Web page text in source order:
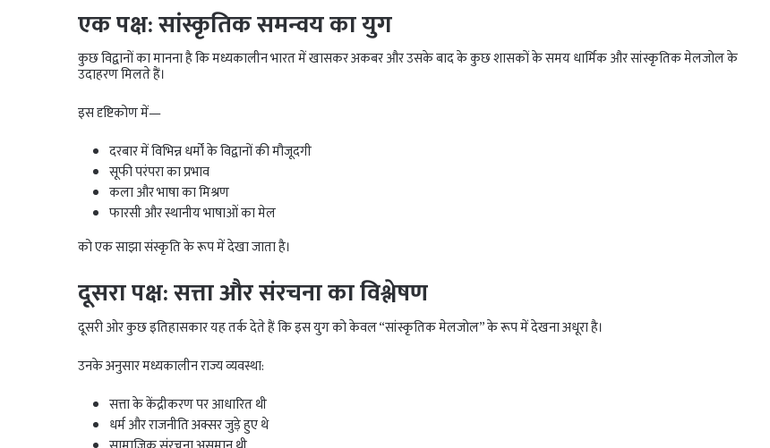
एक पक्ष: सांस्कृतिक समन्वय का युग
कुछ विद्वानों का मानना है कि मध्यकालीन भारत में खासकर अकबर और उसके बाद के कुछ शासकों के समय धार्मिक और सांस्कृतिक मेलजोल के
उदाहरण मिलते हैं।
इस दृष्टिकोण में—
दरबार में विभिन्न धर्मों के विद्वानों की मौजूदगी
सूफी परंपरा का प्रभाव
कला और भाषा का मिश्रण
फारसी और स्थानीय भाषाओं का मेल
को एक साझा संस्कृति के रूप में देखा जाता है।
दूसरा पक्ष: सत्ता और संरचना का विश्लेषण
दूसरी ओर कुछ इतिहासकार यह तर्क देते हैं कि इस युग को केवल “सांस्कृतिक मेलजोल” के रूप में देखना अधूरा है।
उनके अनुसार मध्यकालीन राज्य व्यवस्था:
सत्ता के केंद्रीकरण पर आधारित थी
धर्म और राजनीति अक्सर जुड़े हुए थे